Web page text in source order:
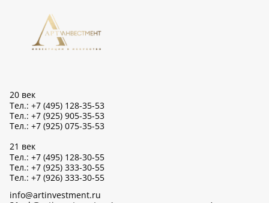
20 век
Тел.: +7 (495) 128-35-53
Тел.: +7 (925) 905-35-53
Тел.: +7 (925) 075-35-53
21 век
Тел.: +7 (495) 128-30-55
Тел.: +7 (925) 333-30-55
Тел.: +7 (926) 333-30-55
info@artinvestment.ru